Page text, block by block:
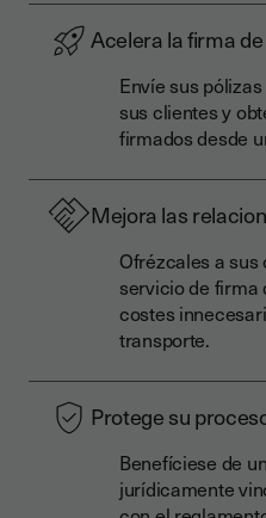
Acelera la firma
Envíe sus
sus clientes y
firmados desde
Mejora las
Ofrézcales a
servicio de firma
costes
transporte.
Protege su
Benefíciese de
jurídicamente